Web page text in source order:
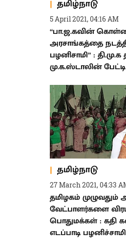
தமிழ்நாடு
5 April 2021, 04:16 AM
“பா.ஜ.கவின்
அரசாங்கத்தை
பழனிசாமி” :
மு.க.ஸ்டாலின்
தமிழ்நாடு
27 March 2021, 04:33
தமிழகம் முழுவதும்
வேட்பாளர்களை
பொதுமக்கள் : கதி
எடப்பாடி